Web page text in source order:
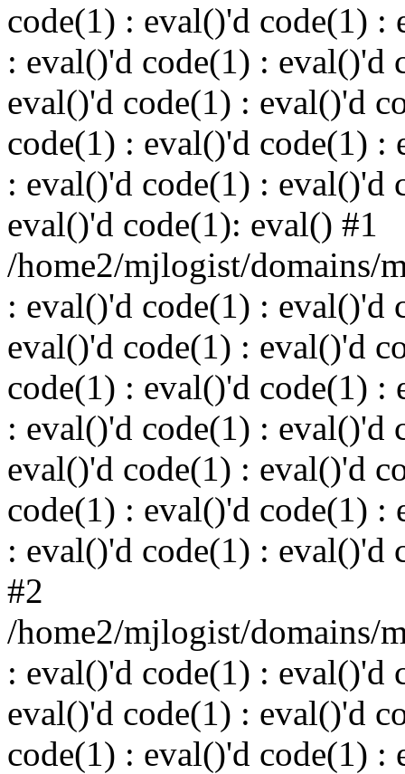
code(1) : eval()'d code(1) :
: eval()'d code(1) : eval()'d
eval()'d code(1) : eval()'d
code(1) : eval()'d code(1) :
: eval()'d code(1) : eval()'d
eval()'d code(1): eval() #1
/home2/mjlogist/domains/
: eval()'d code(1) : eval()'d
eval()'d code(1) : eval()'d
code(1) : eval()'d code(1) :
: eval()'d code(1) : eval()'d
eval()'d code(1) : eval()'d
code(1) : eval()'d code(1) :
: eval()'d code(1) : eval()'d
#2
/home2/mjlogist/domains/
: eval()'d code(1) : eval()'d
eval()'d code(1) : eval()'d
code(1) : eval()'d code(1) :